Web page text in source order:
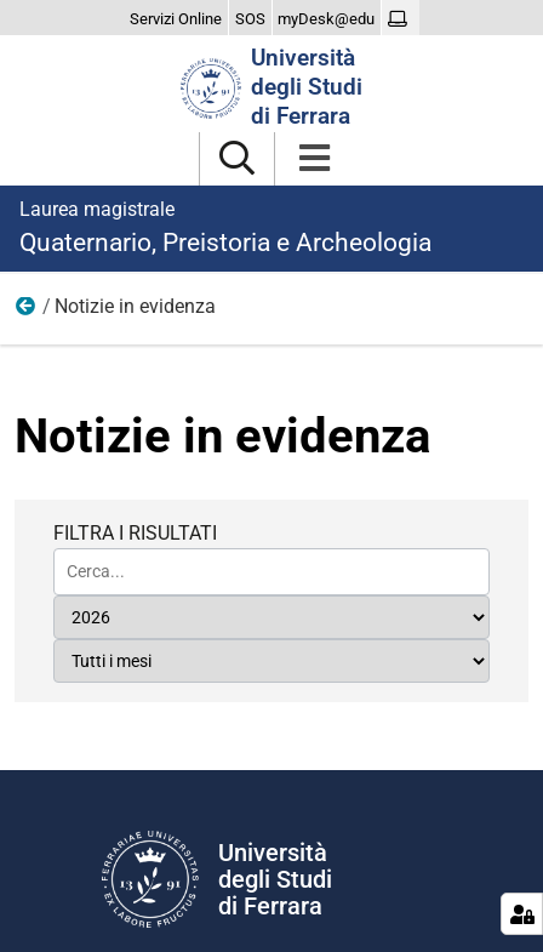
Servizi Online SOS myDesk@edu
Università
degli Studi
di Ferrara
Laurea magistrale
Quaternario, Preistoria e Archeologia
Notizie
Notizie in evidenza
Notizie in evidenza
FILTRA I RISULTATI
Università
degli Studi
di Ferrara